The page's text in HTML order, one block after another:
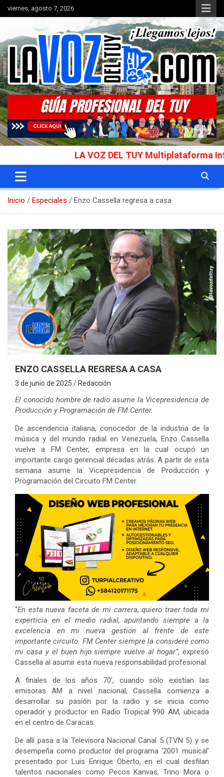
Saltar
al
viernes, agosto 7, 2026
La Voz del Tuy
Portal de noticias
LA VOZ DEL TUY Multiplataforma
Inicio Especiales Enzo Cassella regresa a casa
ENZO CASSELLA REGRESA A CASA
3 de junio de 2025 Redacción
El conocido hombre de radio asume la Vicepresidencia de
Producción y Programación de FM Center.
De ascendencia italiana, conocedor de la industria de la
música y del mundo radial en Venezuela, Enzo Cassella
vuelve a FM Center, empresa en la cual ocupó un
importante cargo gerencial décadas atrás. A partir de esta
semana asume la Vicepresidencia de Producción y
Programación del Circuito FM Center.
“En esta nueva faceta de mi carrera, quiero traer toda mi
experticia en el medio radial, apuntando siempre a la
excelencia en mi nueva gestión al frente de este
importante circuito. FM Center siempre la consideré como
mi casa y el buen hijo siempre vuelve al hogar”, expresó
Cassella al asumir esta nueva responsabilidad profesional.
A finales de los años 70’, cuando sólo existían las
emisoras AM a nivel nacional, Cassella comienza a
desarrollar su pasión por la radio y se inicia como
operador y productor en Radio Tropical 990 AM, ubicada
en el centro de Caracas.
De allí pasa a la Televisora Nacional Canal 5 (TVN 5) y se
desempeña como productor del programa ‘2001 musical’
presentado por Luis Enrique Oberto, en el cual desfilan
talentos nacionales como Pecos Kanvas, Trino Mora o